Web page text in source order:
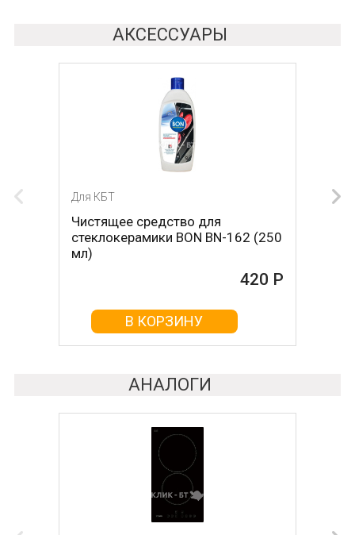
АКСЕССУАРЫ
Для КБТ
Чистящее средство для
стеклокерамики BON BN-162 (250
мл)
420 Р
В КОРЗИНУ
Для КБТ
Скребок для ухода за
стеклокерамикой BON BN-603
В КОРЗИНУ
АНАЛОГИ